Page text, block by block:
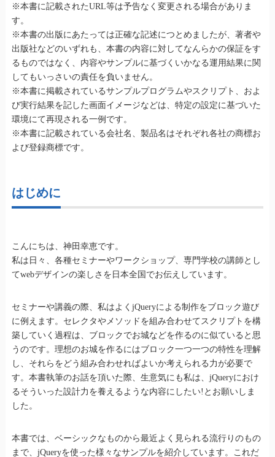
※本書に記載されたURL等は予告なく変更される場合がありま
す。
※本書の出版にあたっては正確な記述につとめましたが、著者や
出版社などのいずれも、本書の内容に対してなんらかの保証をす
るものではなく、内容やサンプルに基づくいかなる運用結果に関
してもいっさいの責任を負いません。
※本書に掲載されているサンプルプログラムやスクリプト、およ
び実行結果を記した画面イメージなどは、特定の設定に基づいた
環境にて再現される一例です。
※本書に記載されている会社名、製品名はそれぞれ各社の商標お
よび登録商標です。
はじめに
こんにちは、神田幸恵です。
私は日々、各種セミナーやワークショップ、専門学校の講師とし
てwebデザインの楽しさを日本全国でお伝えしています。
セミナーや講義の際、私はよくjQueryによる制作をブロック遊び
に例えます。セレクタやメソッドを組み合わせてスクリプトを構
築していく過程は、ブロックでお城などを作るのに似ていると思
うのです。理想のお城を作るにはブロック一つ一つの特性を理解
し、それらをどう組み合わせればよいか考えられる力が必要で
す。本書執筆のお話を頂いた際、生意気にも私は、jQueryにおけ
るそういった設計力を養えるような内容にしたい!とお願いしま
した。
本書では、ベーシックなものから最近よく見られる流行りのもの
まで、jQueryを使った様々なサンプルを紹介しています。これだ